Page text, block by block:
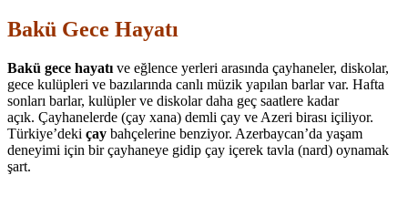
Bakü Gece Hayatı
Bakü gece hayatı ve eğlence yerleri arasında çayhaneler, diskolar,
gece kulüpleri ve bazılarında canlı müzik yapılan barlar var. Hafta
sonları barlar, kulüpler ve diskolar daha geç saatlere kadar
açık. Çayhanelerde (çay xana) demli çay ve Azeri birası içiliyor.
Türkiye’deki çay bahçelerine benziyor. Azerbaycan’da yaşam
deneyimi için bir çayhaneye gidip çay içerek tavla (nard) oynamak
şart.